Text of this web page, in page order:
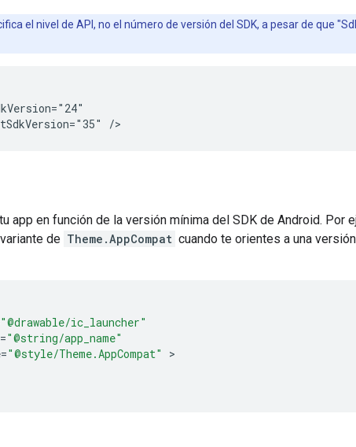
el nivel de API, no el número de versión del SDK, a pesar de que
app en función de la versión mínima del SDK de Android.
de Theme.AppCompat cuando te orientes a una
"@drawable/ic_launcher"
="@string/app_name"
="@style/Theme.AppCompat"